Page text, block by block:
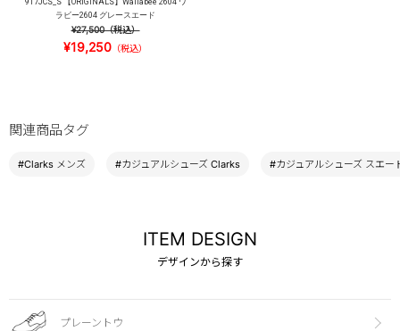
917JCS_S 【ORIGINALS】Wallabee 2604 ワ
ラビー2604 グレースエード
¥27,500（税込）
¥19,250 （税込）
関連商品タグ
#Clarks メンズ #カジュアルシューズ Clarks #カジュアルシューズ スエー
ITEM DESIGN
デザインから探す
プレーントウ